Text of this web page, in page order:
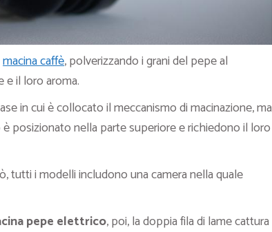
macina caffè, polverizzando i grani del pepe al
il loro aroma.
in cui è collocato il meccanismo di macinazione, ma
posizionato nella parte superiore e richiedono il loro
tutti i modelli includono una camera nella quale
pepe elettrico, poi, la doppia fila di lame cattura